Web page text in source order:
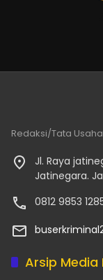
Redaksi/Tata
Jl. Raya
Jatinegara.
0812 9853
Arsip Media